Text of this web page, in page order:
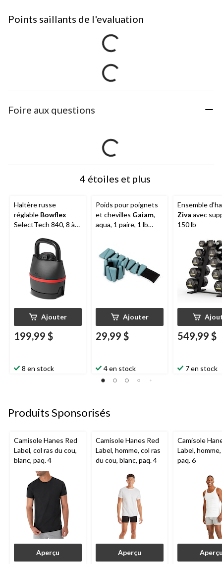
Points saillants de l'evaluation
Foire aux questions
4 étoiles et plus
Haltère russe
réglable Bowflex
SelectTech 840, 8 à
Ajouter
199,99 $
8 en stock
Poids pour poignets
et chevilles Gaiam,
aqua, 1 paire, 1 lb
Ajouter
29,99 $
4 en stock
Ensemble
Ziva avec
150 lb
549,99 $
7 en stock
Produits Sponsorisés
Camisole Hanes Red
Label, col ras du cou,
blanc, paq. 4
Aperçu
Camisole Hanes Red
Label, homme, col ras
du cou, blanc, paq. 4
Aperçu
Camisole
Label,
paq. 6